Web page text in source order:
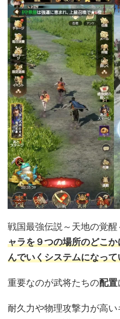
戦国最強伝説～天地の覚醒
ャラを９つの場所のどこ
んでいくシステムになって
重要なのが武将たちの配置
耐久力や物理攻撃力が高